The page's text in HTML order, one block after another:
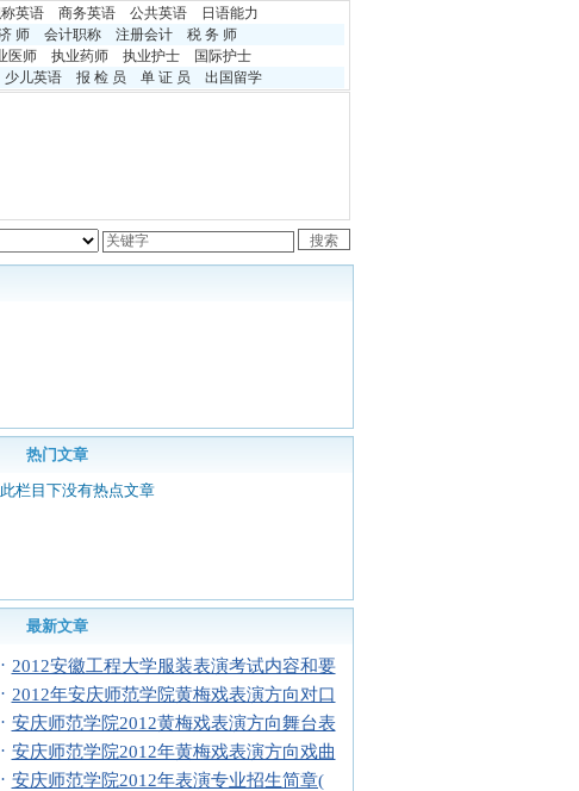
英语 商务英语 公共英语
日语能力
师 会计职称 注册会计
税 务 师
医师 执业药师 执业护士
国际护士
少儿英语 报 检 员 单 证 员 出国留学
热门文章
此栏目下没有热点文章
最新文章
· 2012安徽工程大学服装表演考试内容和要
· 2012年安庆师范学院黄梅戏表演方向对口
· 安庆师范学院2012黄梅戏表演方向舞台表
· 安庆师范学院2012年黄梅戏表演方向戏曲
· 安庆师范学院2012年表演专业招生简章(